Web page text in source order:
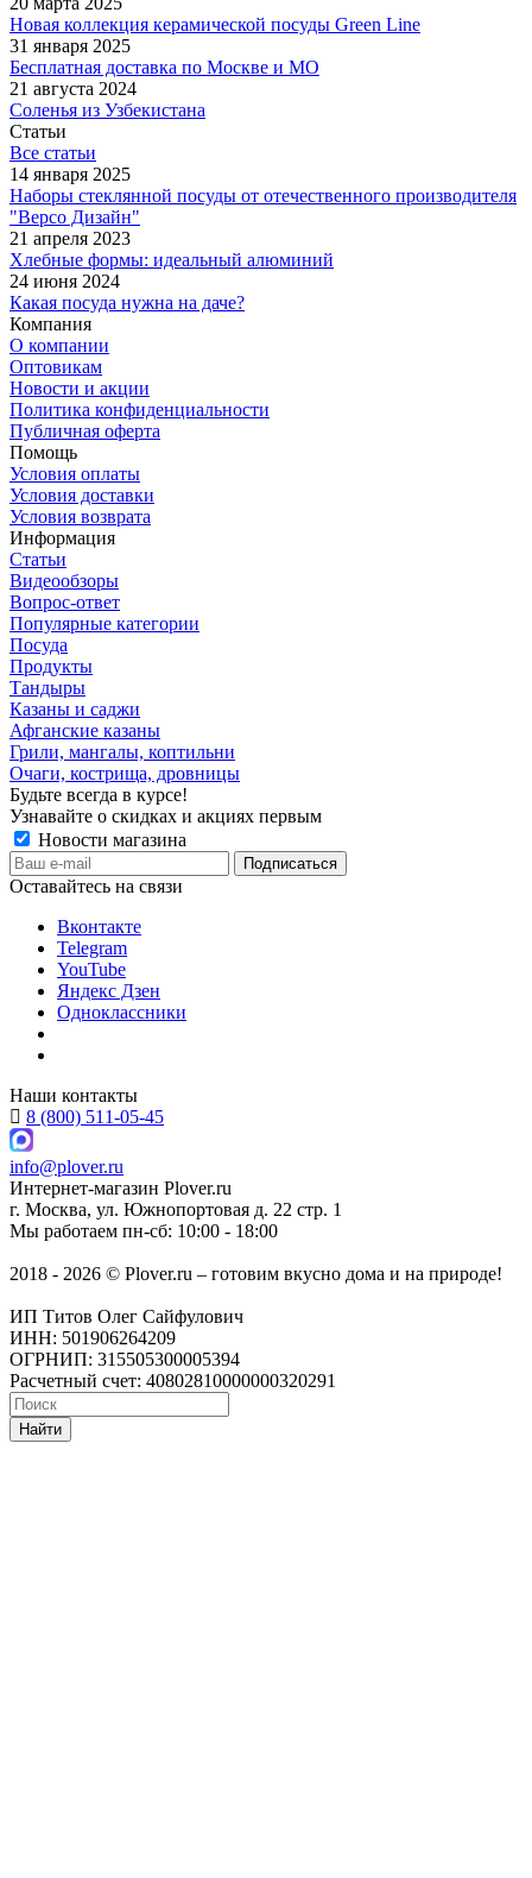
Новая коллекция керамической посуды Green Line
31 января 2025
Бесплатная доставка по Москве и МО
21 августа 2024
Соленья из Узбекистана
Статьи
Все статьи
14 января 2025
Наборы стеклянной посуды от отечественного производителя
"Версо Дизайн"
21 апреля 2023
Хлебные формы: идеальный алюминий
24 июня 2024
Какая посуда нужна на даче?
Компания
О компании
Оптовикам
Новости и акции
Политика конфиденциальности
Публичная оферта
Помощь
Условия оплаты
Условия доставки
Условия возврата
Информация
Статьи
Видеообзоры
Вопрос-ответ
Популярные категории
Посуда
Продукты
Тандыры
Казаны и саджи
Афганские казаны
Грили, мангалы, коптильни
Очаги, кострища, дровницы
Будьте всегда в курсе!
Узнавайте о скидках и акциях первым
Новости магазина
Оставайтесь на связи
Вконтакте
Telegram
YouTube
Яндекс Дзен
Одноклассники
Наши контакты
8 (800) 511-05-45
info@plover.ru
Интернет-магазин Plover.ru
г. Москва, ул. Южнопортовая д. 22 стр. 1
Мы работаем пн-сб: 10:00 - 18:00
2018 - 2026 © Plover.ru – готовим вкусно дома и на природе!
ИП Титов Олег Сайфулович
ИНН: 501906264209
ОГРНИП: 315505300005394
Расчетный счет: 40802810000000320291
Найти